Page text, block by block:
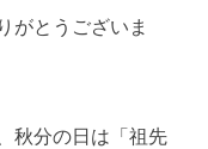
がとうございま
秋分の日は「祖先